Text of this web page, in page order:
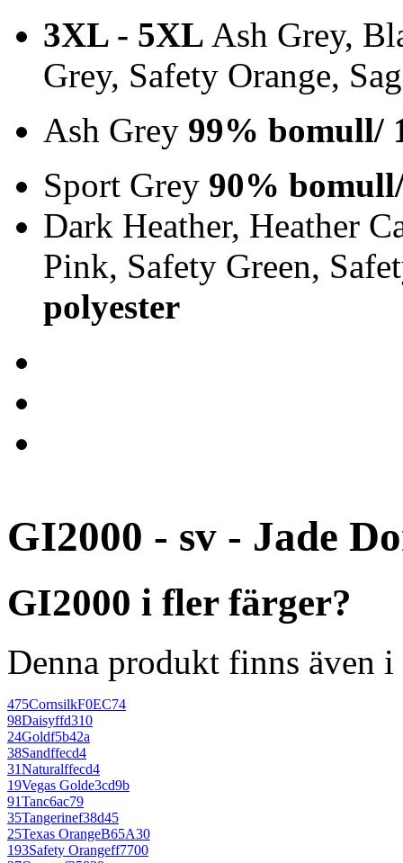
3XL - 5XL Ash Grey,
Grey, Safety Orange,
Ash Grey 99% bomull/
Sport Grey 90%
Dark Heather, Heather
Pink, Safety Green,
polyester
GI2000 - sv - Jade
GI2000 i fler färger?
Denna produkt finns även
475CornsilkF0EC74
98Daisyffd310
24Goldf5b42a
38Sandffecd4
31Naturalffecd4
19Vegas Golde3cd9b
91Tanc6ac79
35Tangerinef38d45
25Texas OrangeB65A30
193Safety Orangeff7700